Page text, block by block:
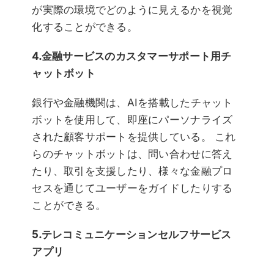
が実際の環境でどのように見えるかを視覚
化することができる。
4.金融サービスのカスタマーサポート用チ
ャットボット
銀行や金融機関は、AIを搭載したチャット
ボットを使用して、即座にパーソナライズ
された顧客サポートを提供している。 これ
らのチャットボットは、問い合わせに答え
たり、取引を支援したり、様々な金融プロ
セスを通じてユーザーをガイドしたりする
ことができる。
5.テレコミュニケーションセルフサービス
アプリ